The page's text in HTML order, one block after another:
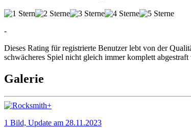
-
Dieses Rating für registrierte Benutzer lebt von der
schwächeres Spiel nicht gleich immer komplett
Galerie
1 Bild, Update am 28.11.2023